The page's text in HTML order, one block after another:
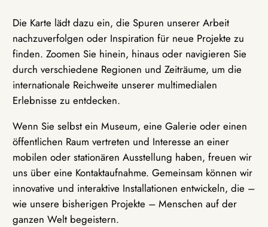
Die Karte lädt dazu ein, die Spuren unserer Arbeit
nachzuverfolgen oder Inspiration für neue Projekte zu
finden. Zoomen Sie hinein, hinaus oder navigieren Sie
durch verschiedene Regionen und Zeiträume, um die
internationale Reichweite unserer multimedialen
Erlebnisse zu entdecken.
Wenn Sie selbst ein Museum, eine Galerie oder einen
öffentlichen Raum vertreten und Interesse an einer
mobilen oder stationären Ausstellung haben, freuen wir
uns über eine Kontaktaufnahme. Gemeinsam können wir
innovative und interaktive Installationen entwickeln, die –
wie unsere bisherigen Projekte – Menschen auf der
ganzen Welt begeistern.